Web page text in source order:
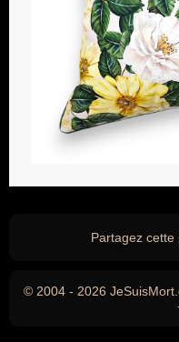
Partagez cette
© 2004 - 2026